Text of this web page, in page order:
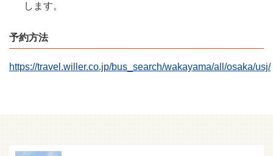
します。
予約方法
https://travel.willer.co.jp/bus_search/wakayama/all/osaka/usj/